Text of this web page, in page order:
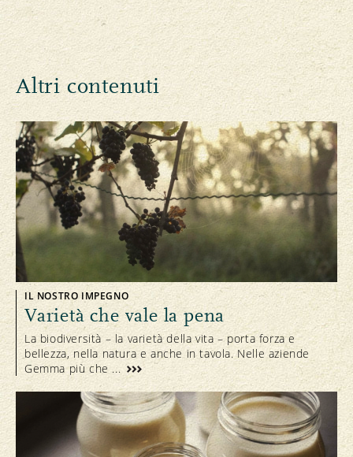
Altri contenuti
IL NOSTRO IMPEGNO
Varietà che vale la pena
La biodiversità – la varietà della vita – porta forza e
bellezza, nella natura e anche in tavola. Nelle aziende
Gemma più che ...